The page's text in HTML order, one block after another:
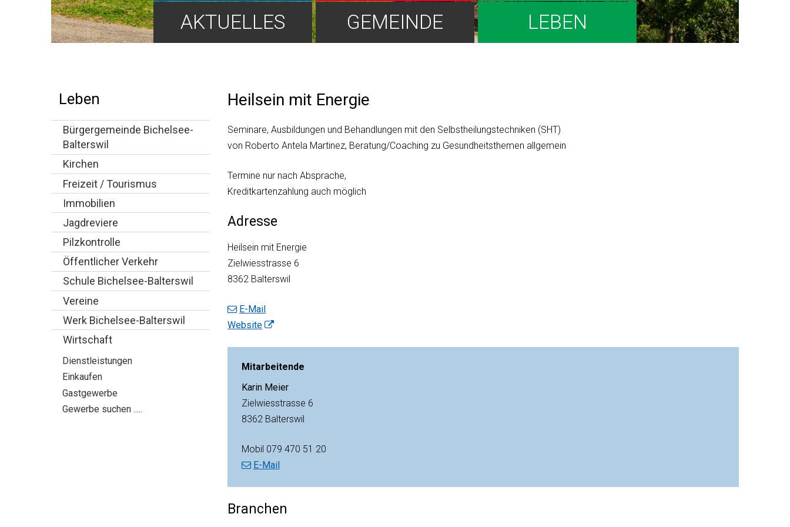
Hauptnavigation
AKTUELLES GEMEINDE LEBEN
Leben
Bürgergemeinde Bichelsee-
Balterswil
Kirchen
Freizeit / Tourismus
Immobilien
Jagdreviere
Pilzkontrolle
Öffentlicher Verkehr
Schule Bichelsee-Balterswil
Vereine
Werk Bichelsee-Balterswil
Wirtschaft
Dienstleistungen
Einkaufen
Gastgewerbe
Gewerbe suchen .....
Heilsein mit Energie
Seminare, Ausbildungen und Behandlungen mit den Selbstheilungstechniken (SHT)
von Roberto Antela Martinez, Beratung/Coaching zu Gesundheitsthemen allgemein
Termine nur nach Absprache,
Kreditkartenzahlung auch möglich
Adresse
Heilsein mit Energie
Zielwiesstrasse 6
8362 Balterswil
E-Mail
Website
Mitarbeitende
Karin Meier
Zielwiesstrasse 6
8362 Balterswil
Mobil 079 470 51 20
E-Mail
Branchen